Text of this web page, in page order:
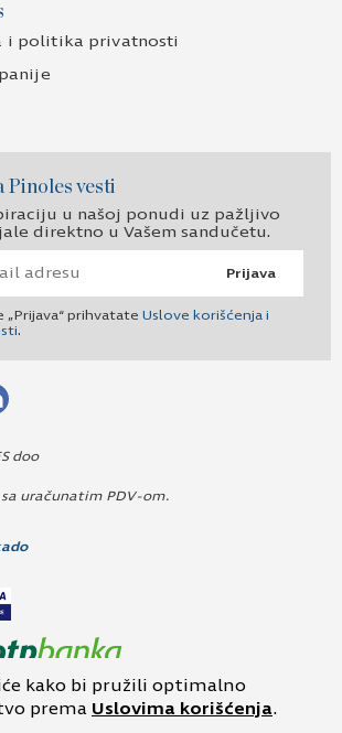
i politika privatnosti
Pinoles vesti
u našoj ponudi uz pažljivo
direktno u Vašem sandučetu.
Prijava
„Prijava“ prihvatate Uslove korišćenja i
.
doo
sa uračunatim PDV-om.
kako bi pružili optimalno
prema Uslovima korišćenja.